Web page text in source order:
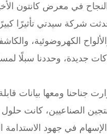
في معرض كانتون
شركة سيدتي تأثيرًا
الكهروضوئية،
جديدة، وحددنا
جناحنا ومعها بيانات
الصناعيين، كانت حلول
في جهود الاستدامة